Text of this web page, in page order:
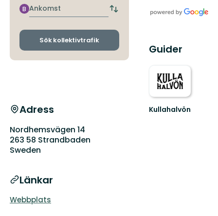
hållplats
Ankomst
B
Byt
och
Sök kollektivtrafik
Adress
Nordhemsvägen 14
263 58 Strandbaden
Sweden
Länkar
Webbplats
Guider
Kullahalvön